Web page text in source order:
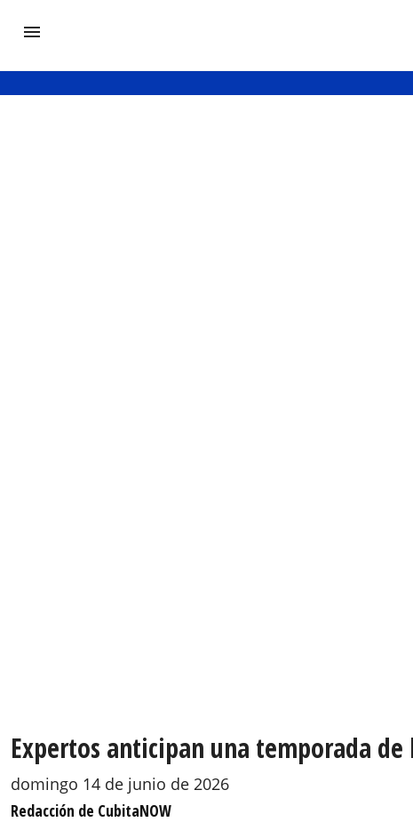
Expertos anticipan una temporada
domingo 14 de junio de 2026
Redacción de CubitaNOW